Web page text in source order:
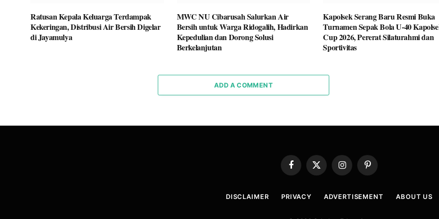
Ratusan Kepala Keluarga Terdampak
Kekeringan, Distribusi Air Bersih Digelar
di Jayamulya
MWC NU Cibarusah Salurkan Air
Bersih untuk Warga Ridogalih, Hadirkan
Kepedulian dan Dorong Solusi
Berkelanjutan
Kapolsek Serang Baru Resmi Buka
Turnamen Sepak Bola U-40
Cup 2026, Pererat Silaturahmi dan
Sportivitas
ADD A COMMENT
Facebook
X
InstagramPinterest
DISCLAIMER PRIVACY ADVERTISEMENT ABOUT US